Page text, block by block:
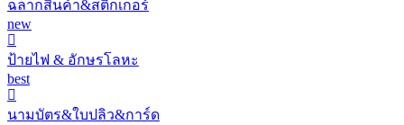
ฉลากสินค้า&สติกเกอร์
new
ป้ายไฟ & อักษรโลหะ
best
นามบัตร&ใบปลิว&การ์ด